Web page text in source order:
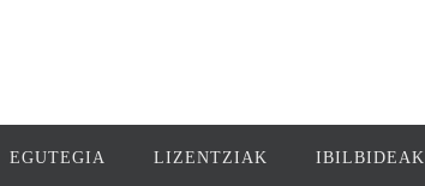
EGUTEGIA LIZENTZIAK IBILBIDEAK